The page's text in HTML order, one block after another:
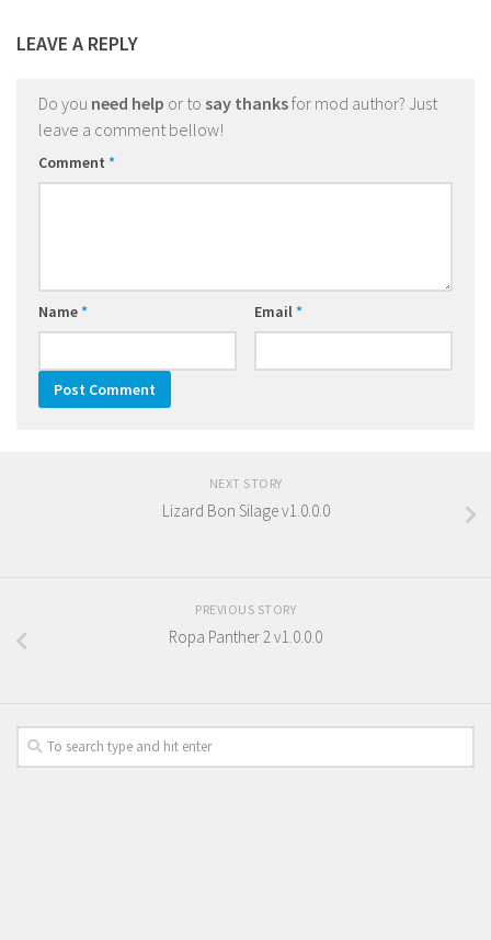
LEAVE A REPLY
Do you need help or to say thanksfor mod author? Just
leave a comment bellow!
Comment *
Name* Email*
NEXT STORY
Lizard Bon Silage v1.0.0.0
PREVIOUS STORY
Ropa Panther 2 v1.0.0.0